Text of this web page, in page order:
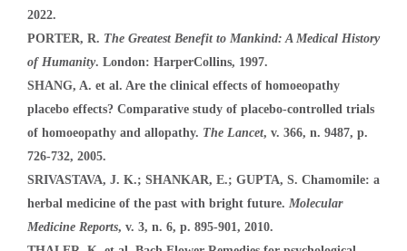
2022.
PORTER, R. The Greatest Benefit to Mankind: A Medical History
of Humanity. London: HarperCollins, 1997.
SHANG, A. et al. Are the clinical effects of homoeopathy
placebo effects? Comparative study of placebo-controlled trials
of homoeopathy and allopathy. The Lancet, v. 366, n. 9487, p.
726-732, 2005.
SRIVASTAVA, J. K.; SHANKAR, E.; GUPTA, S. Chamomile: a
herbal medicine of the past with bright future. Molecular
Medicine Reports, v. 3, n. 6, p. 895-901, 2010.